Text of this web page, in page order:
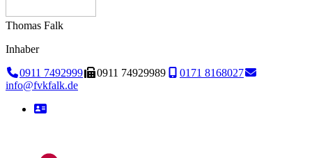
Thomas Falk
Inhaber
0911 7492999
0911 74929989
0171 8168027
info@fvkfalk.de